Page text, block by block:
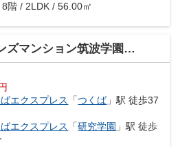
8階 / 2LDK / 56.00㎡
マンション筑波学園都市
エクスプレス
「つくば」駅 徒歩37
エクスプレス
「研究学園 」駅 徒歩